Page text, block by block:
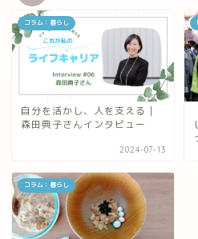
コラム：暮らし
自分を活かし、人を支える｜
森田典子さんインタビュー
2024-07-13
コラム：暮らし